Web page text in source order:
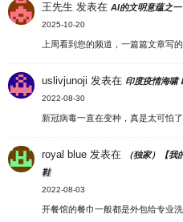
王先生 发表在AI的文明意蕴之
2025-10-20
上周看到您的频道，一篇篇文章写
uslivjunoji 发表在 印度疫情海啸
2022-08-30
新冠病毒一直在变种，真是太可怕了
royal blue 发表在
（独家）【
鞋
2022-08-03
开餐馆的餐巾一般都是外包给专业